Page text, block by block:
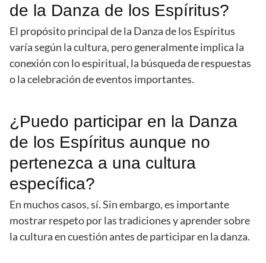
de la Danza de los Espíritus?
El propósito principal de la Danza de los Espíritus
varía según la cultura, pero generalmente implica la
conexión con lo espiritual, la búsqueda de respuestas
o la celebración de eventos importantes.
¿Puedo participar en la Danza
de los Espíritus aunque no
pertenezca a una cultura
específica?
En muchos casos, sí. Sin embargo, es importante
mostrar respeto por las tradiciones y aprender sobre
la cultura en cuestión antes de participar en la danza.